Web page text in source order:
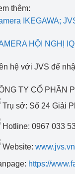
thêm:
IKEGAWA;
HỘI NGHỊ
hệ với JVS để
TY CỔ PHẦN
Trụ sở: Số 24 Giải
Hotline: 0967 033
Website: www.jvs.vn
https://